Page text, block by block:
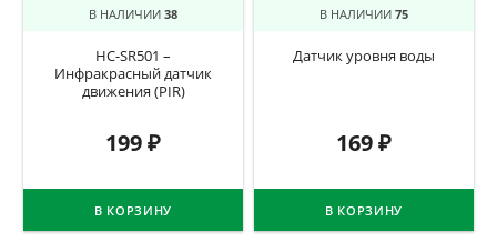
В НАЛИЧИИ 38
HC-SR501 –
Инфракрасный датчик
движения (PIR)
199₽
В КОРЗИНУ
В НАЛИЧИИ 75
Датчик уровня воды
169₽
В КОРЗИНУ